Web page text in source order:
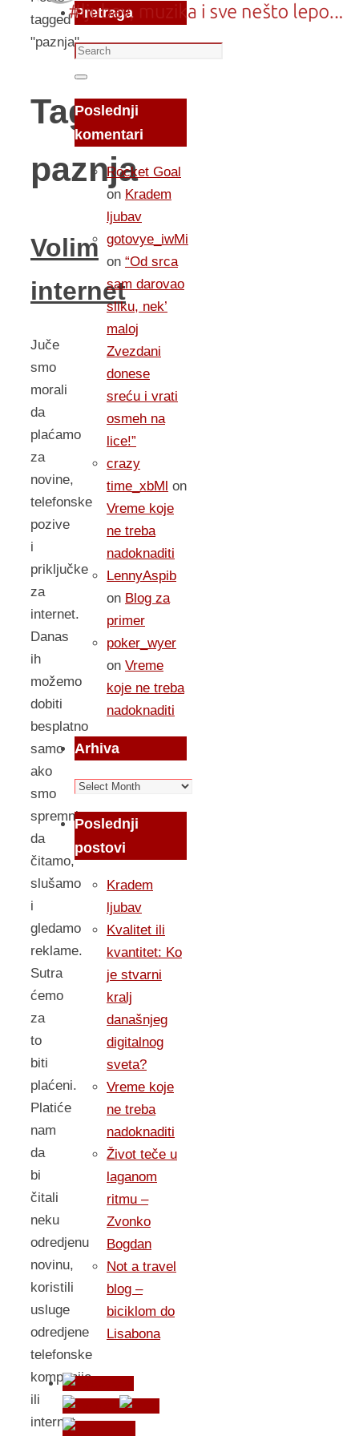
tagged
"paznja"
Tag:
paznja
Volim
internet
Juče
smo
morali
da
plaćamo
za
novine,
telefonske
pozive
i
priključke
za
internet.
Danas
ih
možemo
dobiti
besplatno
samo
ako
smo
spremni
da
čitamo,
slušamo
i
gledamo
reklame.
Sutra
ćemo
za
to
biti
plaćeni.
Platiće
nam
da
bi
čitali
neku
odredjenu
novinu,
koristili
usluge
odredjene
telefonske
kompanije
ili
internet
Pretraga
Search
for:
Search
Poslednji
komentari
Rocket Goal
on Kradem
ljubav
gotovye_iwMi
on “Od srca
sam darovao
sliku, nek’
maloj
Zvezdani
donese
sreću i vrati
osmeh na
lice!”
crazy
time_xbMl on
Vreme koje
ne treba
nadoknaditi
LennyAspib
on Blog za
primer
poker_wyer
on Vreme
koje ne treba
nadoknaditi
Arhiva
Arhiva
Poslednji
postovi
Kradem
ljubav
Kvalitet ili
kvantitet: Ko
je stvarni
kralj
današnjeg
digitalnog
sveta?
Vreme koje
ne treba
nadoknaditi
Život teče u
laganom
ritmu –
Zvonko
Bogdan
Not a travel
blog –
biciklom do
Lisabona